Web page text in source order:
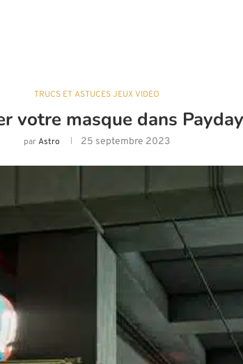
TRUCS ET ASTUCES JEUX VIDÉO
votre masque dans
parAstro 25 septembre 2023